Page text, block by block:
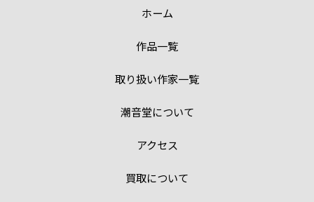
ホーム
作品一覧
取り扱い作家一覧
潮音堂について
アクセス
買取について